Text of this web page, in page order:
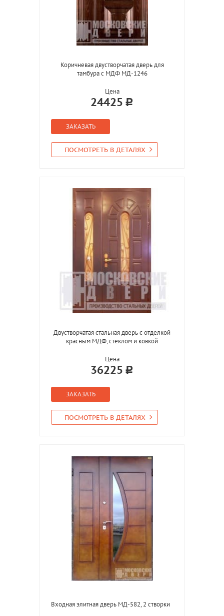
Коричневая двустворчатая дверь для
тамбура с МДФ МД-1246
Цена
24425
ЗАКАЗАТЬ
ПОСМОТРЕТЬ В ДЕТАЛЯХ
Двустворчатая стальная дверь с отделкой
красным МДФ, стеклом и ковкой
Цена
36225
ЗАКАЗАТЬ
ПОСМОТРЕТЬ В ДЕТАЛЯХ
Входная элитная дверь МД-582, 2 створки